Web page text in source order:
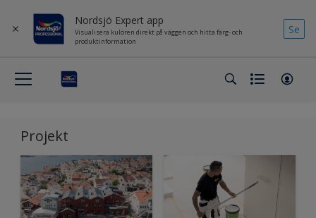
Nordsjö Expert app
Visualisera kulören direkt på väggen och hitta färg- och
produktinformation
Se
Projekt